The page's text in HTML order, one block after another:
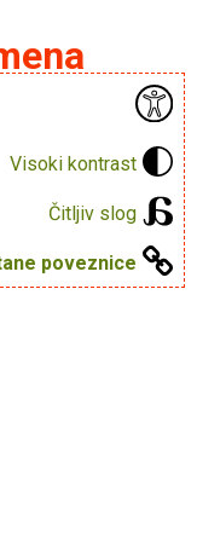
Visoki kontrast
Čitljiv slog
poveznice